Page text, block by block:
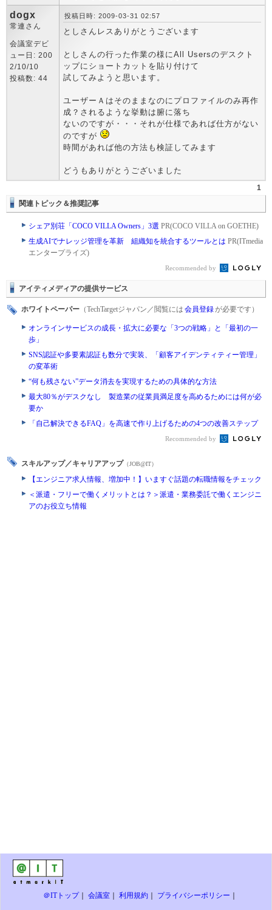
dogx
常連さん
会議室デビ
ュー日: 200
2/10/10
投稿数: 44
投稿日時: 2009-03-31 02:57
としさんレスありがとうございます
としさんの行った作業の様にAll Usersのデスクト
ップにショートカットを貼り付けて
試してみようと思います。
ユーザーＡはそのままなのにプロファイルのみ再作
成？されるような挙動は腑に落ち
ないのですが・・・それが仕様であれば仕方がない
のですが
時間があれば他の方法も検証してみます
どうもありがとうございました
1
関連トピック＆推奨記事
シェア別荘「COCO VILLA Owners」3選 PR(COCO VILLA on GOETHE)
生成AIでナレッジ管理を革新 組織知を統合するツールとは PR(ITmedia
エンタープライズ)
Recommended by
アイティメディアの提供サービス
ホワイトペーパー （TechTargetジャパン／閲覧には 会員登録が必要です）
オンラインサービスの成長・拡大に必要な「3つの戦略」と「最初の一
歩」
SNS認証や多要素認証も数分で実装、「顧客アイデンティティー管理」
の変革術
“何も残さない”データ消去を実現するための具体的な方法
最大80％がデスクなし 製造業の従業員満足度を高めるためには何が必
要か
「自己解決できるFAQ」を高速で作り上げるための4つの改善ステップ
Recommended by
スキルアップ／キャリアアップ （JOB@IT）
【エンジニア求人情報、増加中！】いますぐ話題の転職情報をチェック
＜派遣・フリーで働くメリットとは？＞派遣・業務委託で働くエンジニ
アのお役立ち情報
＠ITトップ｜ 会議室 利用規約 プライバシーポリシー